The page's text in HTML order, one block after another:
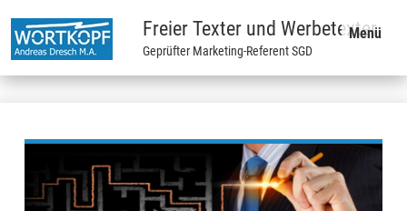
Menü
Freier Texter und Werbetexter
Geprüfter Marketing-Referent SGD